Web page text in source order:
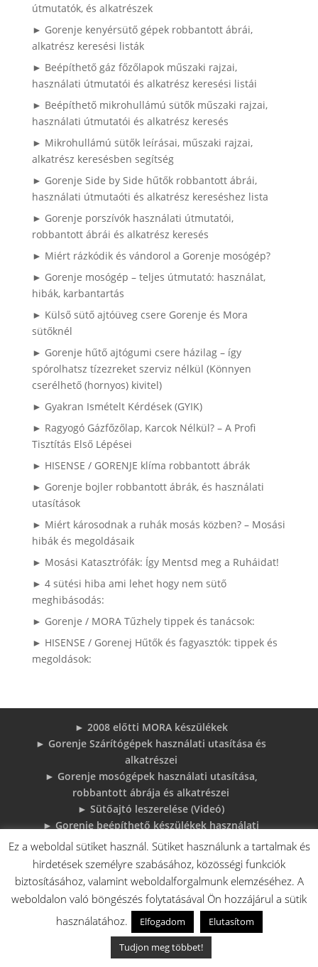
útmutatók, és alkatrészek
► Gorenje kenyérsütő gépek robbantott ábrái,
alkatrész keresési listák
► Beépíthető gáz főzőlapok műszaki rajzai,
használati útmutatói és alkatrész keresési listái
► Beépíthető mikrohullámú sütők műszaki rajzai,
használati útmutatói és alkatrész keresés
► Mikrohullámú sütők leírásai, műszaki rajzai,
alkatrész keresésben segítség
► Gorenje Side by Side hűtők robbantott ábrái,
használati útmutaóti és alkatrész kereséshez lista
► Gorenje porszívók használati útmutatói,
robbantott ábrái és alkatrész keresés
► Miért rázkódik és vándorol a Gorenje mosógép?
► Gorenje mosógép – teljes útmutató: használat,
hibák, karbantartás
► Külső sütő ajtóüveg csere Gorenje és Mora
sütőknél
► Gorenje hűtő ajtógumi csere házilag – így
spórolhatsz tízezreket szerviz nélkül (Könnyen
cserélhető (hornyos) kivitel)
► Gyakran Ismételt Kérdések (GYIK)
► Ragyogó Gázfőzőlap, Karcok Nélkül? – A Profi
Tisztítás Első Lépései
► HISENSE / GORENJE klíma robbantott ábrák
► Gorenje bojler robbantott ábrák, és használati
utasítások
► Miért károsodnak a ruhák mosás közben? – Mosási
hibák és megoldásaik
► Mosási Katasztrófák: Így Mentsd meg a Ruháidat!
► 4 sütési hiba ami lehet hogy nem sütő
meghibásodás:
► Gorenje / MORA Tűzhely tippek és tanácsok:
► HISENSE / Gorenej Hűtők és fagyasztók: tippek és
megoldások:
► 2008 előtti MORA készülékek
► Gorenje Szárítógépek használati utasítása és
alkatrészei
► Gorenje mosógépek használati utasítása,
robbantott ábrája és alkatrészei
► Sütőajtó leszerelése (Videó)
► Gorenje beépíthető készülékek használati
utasításai és robbantott ábrái
► MORA tűzhelyek használati utasítások
adatlapok robbantott rajzok
► Gorenje Bojler Vízkő problémák és
megoldások
► 6 gyakori sütő hiba, és megoldások
♦Gorenje Háztartásigépek adattábláiról:
Ez a weboldal sütiket használ. Sütiket használunk a tartalmak és
hirdetések személyre szabásához, közösségi funkciók
biztosításához, valamint weboldalforgalmunk elemzéséhez. A
weboldalon való böngészés folytatásával Ön hozzájárul a sütik
használatához.
Elfogadom
Elutasítom
Tudjon meg többet!